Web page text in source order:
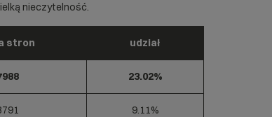
nieczytelność.
stron udział
23.02%
9.11%